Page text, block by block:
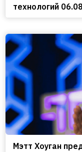
технологий
Мэтт Хоуган